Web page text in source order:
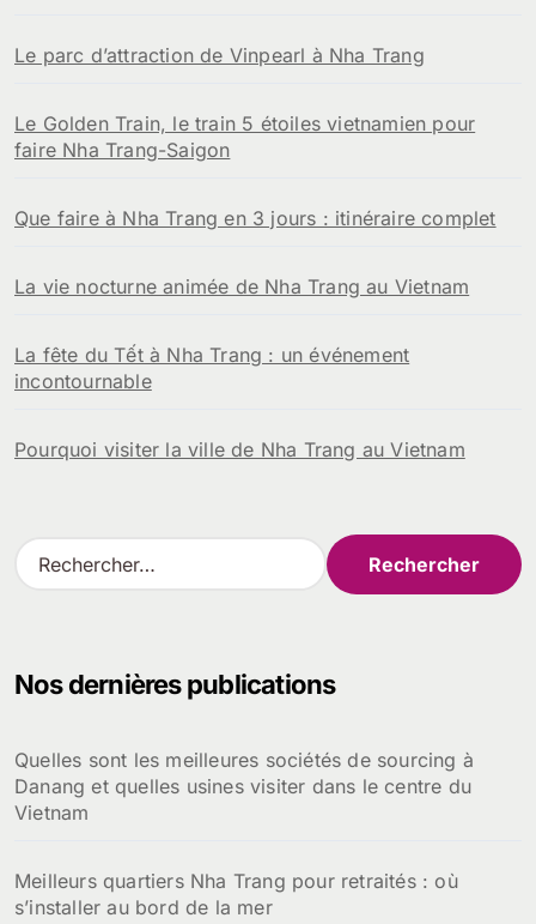
Le parc d’attraction de Vinpearl à Nha Trang
Le Golden Train, le train 5 étoiles vietnamien pour
faire Nha Trang-Saigon
Que faire à Nha Trang en 3 jours : itinéraire complet
La vie nocturne animée de Nha Trang au Vietnam
La fête du Tết à Nha Trang : un événement
incontournable
Pourquoi visiter la ville de Nha Trang au Vietnam
R
e
r
e
r
Nos dernières publications
Quelles sont les meilleures sociétés de sourcing à
Danang et quelles usines visiter dans le centre du
Vietnam
Meilleurs quartiers Nha Trang pour retraités : où
s’installer au bord de la mer